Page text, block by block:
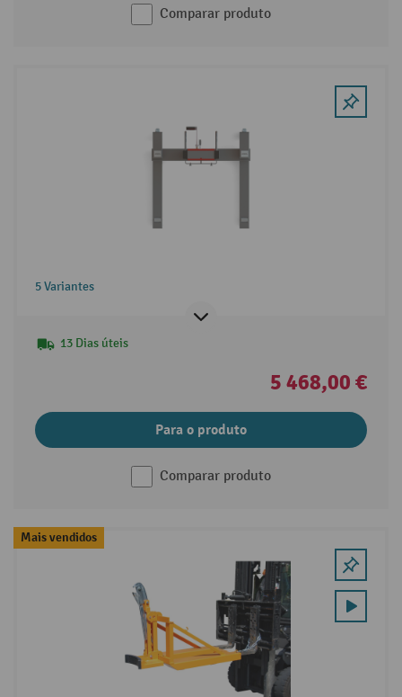
Comparar produto
5 Variantes
13 Dias úteis
5 468,00 €
Para o produto
Comparar produto
Mais vendidos